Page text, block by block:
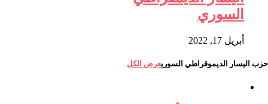
السوري
أبريل 17, 2022
حزب اليسار الديموقراطي السوريعرض الكل